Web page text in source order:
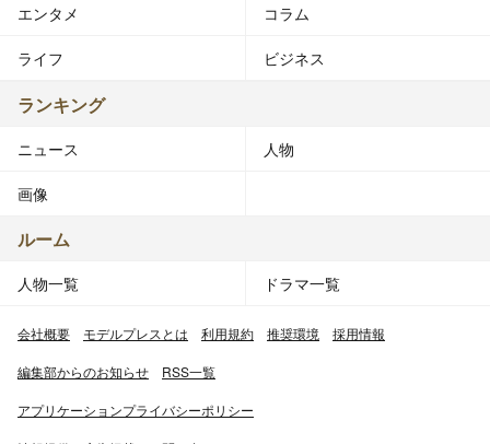
だったが、お互いに面識はなかった。卒業後は美容専門学
校東京マックス美容専門学校（東京都品川区）に入学し、
いた時にアクティビストな同性愛者の姿を見て奮起し、
『Badi 』の編集部に転職し、同誌の記者・編集者などを
二十代後半に一度退職し、実家で引き篭もり生活を送って
いたが、編集者時代の記事を読んでいた小説家の中村うさ
抜擢され、『マツコ・デラックス』の芸名と個性的なビジ
となった[8]。更に中村から「あんたは書くべき人間」と
その文才が高く評価されるなどを経て、2000年頃から、
というユニークなスタイルでタレント活動とコラムなどの
エンタメ コラム
ライフ ビジネス
ランキング
ニュース 人物
画像
ルーム
人物一覧 ドラマ一覧
会社概要 モデルプレスとは 利用規約 推奨環境 採用情報
編集部からのお知らせ RSS一覧
アプリケーションプライバシーポリシー